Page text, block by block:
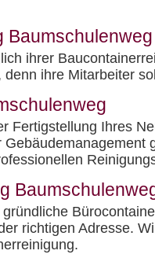
Baumschulenweg
ihrer
ihre Mitarbeiter
Fertigstellung Ihres
richtigen Adresse.